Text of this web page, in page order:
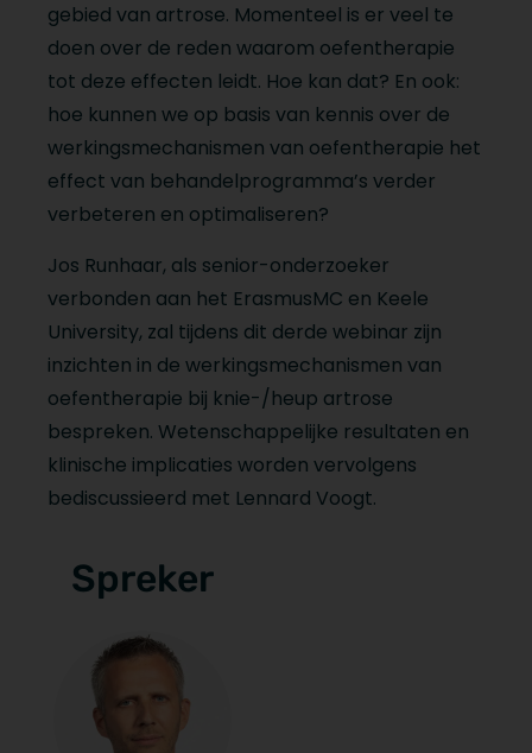
gebied van artrose. Momenteel is er veel te
doen over de reden waarom oefentherapie
tot deze effecten leidt. Hoe kan dat? En ook:
hoe kunnen we op basis van kennis over de
werkingsmechanismen van oefentherapie het
effect van behandelprogramma’s verder
verbeteren en optimaliseren?
Jos Runhaar, als senior-onderzoeker
verbonden aan het ErasmusMC en Keele
University, zal tijdens dit derde webinar zijn
inzichten in de werkingsmechanismen van
oefentherapie bij knie-/heup artrose
bespreken. Wetenschappelijke resultaten en
klinische implicaties worden vervolgens
bediscussieerd met Lennard Voogt.
Spreker